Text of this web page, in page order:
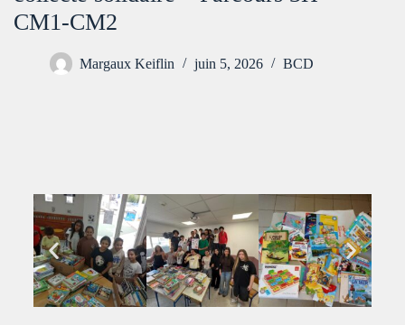
CM1-CM2
Margaux Keiflin juin 5, 2026 BCD